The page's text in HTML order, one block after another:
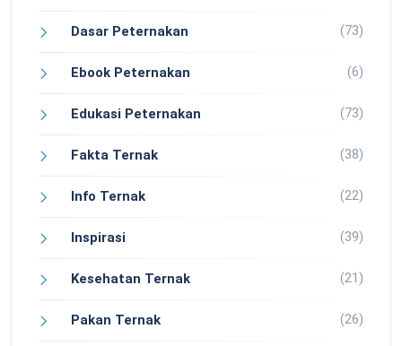
Dasar Peternakan (73)
Ebook Peternakan (6)
Edukasi Peternakan (73)
Fakta Ternak (38)
Info Ternak (22)
Inspirasi (39)
Kesehatan Ternak (21)
Pakan Ternak (26)